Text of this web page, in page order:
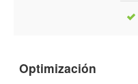
Optimización